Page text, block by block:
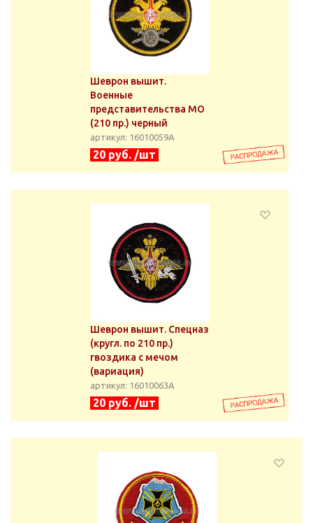
Шеврон вышит.
Военные
представительства МО
(210 пр.) черный
артикул: 16010059А
20 руб. /шт
Шеврон вышит. Спецназ
(кругл. по 210 пр.)
гвоздика с мечом
(вариация)
артикул: 16010063А
20 руб. /шт